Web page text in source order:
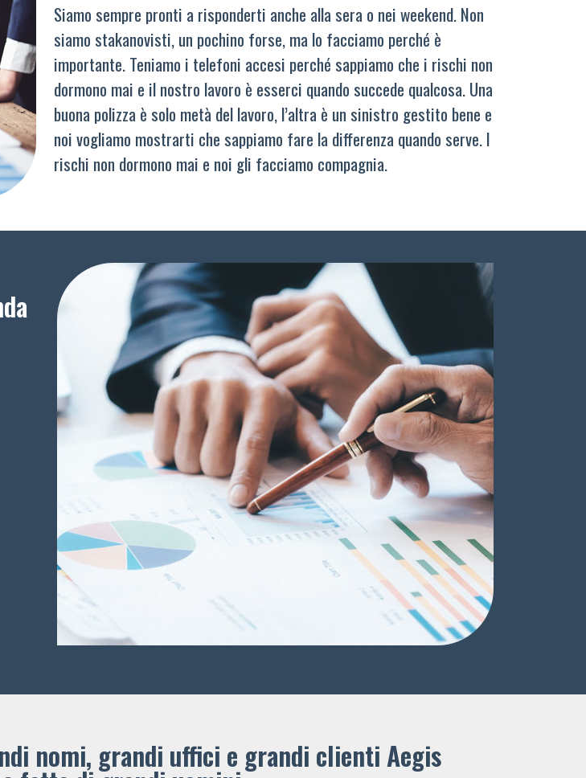
Siamo sempre pronti a risponderti anche alla sera o nei weekend. Non
siamo stakanovisti, un pochino forse, ma lo facciamo perché è
importante. Teniamo i telefoni accesi perché sappiamo che i rischi non
dormono mai e il nostro lavoro è esserci quando succede qualcosa. Una
buona polizza è solo metà del lavoro, l’altra è un sinistro gestito bene e
noi vogliamo mostrarti che sappiamo fare la differenza quando serve. I
rischi non dormono mai e noi gli facciamo compagnia.
nomi, grandi uffici e grandi clienti ​Aegis